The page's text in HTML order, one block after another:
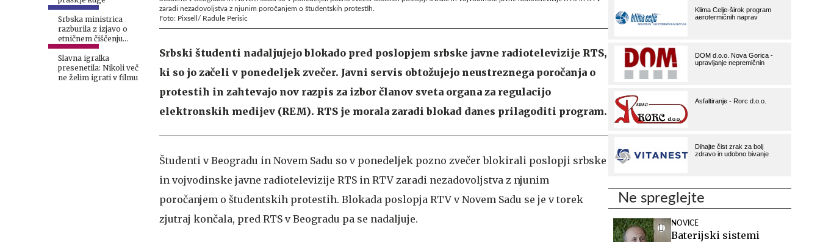
Srbska ministrica
razburila z izjavo o
etničnem čiščenju
Kosova
Slavna igralka
presenetila: Nikoli več
ne želim igrati v filmu
zaradi nezadovoljstva z njunim poročanjem o študentskih protestih.
Foto: Pixsell/ Radule Perisic
Srbski študenti nadaljujejo blokado pred poslopjem srbske javne radiotelevizije RTS,
ki so jo začeli v ponedeljek zvečer. Javni servis obtožujejo neustreznega poročanja o
protestih in zahtevajo nov razpis za izbor članov sveta organa za regulacijo
elektronskih medijev (REM). RTS je morala zaradi blokad danes prilagoditi program.
Študenti v Beogradu in Novem Sadu so v ponedeljek pozno zvečer blokirali poslopji srbske
in vojvodinske javne radiotelevizije RTS in RTV zaradi nezadovoljstva z njunim
poročanjem o študentskih protestih. Blokada poslopja RTV v Novem Sadu se je v torek
zjutraj končala, pred RTS v Beogradu pa se nadaljuje.
Ne spreglejte
NOVICE
Baterijski sistemi